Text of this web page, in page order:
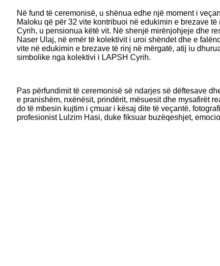
Në fund të ceremonisë, u shënua edhe një moment i
Maloku që për 32 vite kontribuoi në edukimin e brezave
Cyrih, u pensionua këtë vit. Në shenjë mirënjohjeje dhe
Naser Ulaj, në emër të kolektivit i uroi shëndet dhe e
vite në edukimin e brezave të rinj në mërgatë, atij iu
simbolike nga kolektivi i LAPSH Cyrih.
Pas përfundimit të ceremonisë së ndarjes së dëftesave
e pranishëm, nxënësit, prindërit, mësuesit dhe mysafirët
do të mbesin kujtim i çmuar i kësaj dite të veçantë,
profesionist Lulzim Hasi, duke fiksuar buzëqeshjet,